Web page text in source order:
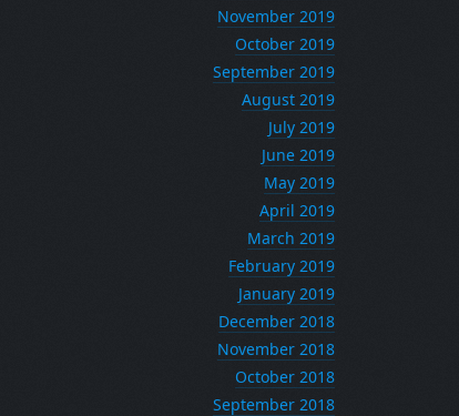
November 2019
October 2019
September 2019
August 2019
July 2019
June 2019
May 2019
April 2019
March 2019
February 2019
January 2019
December 2018
November 2018
October 2018
September 2018